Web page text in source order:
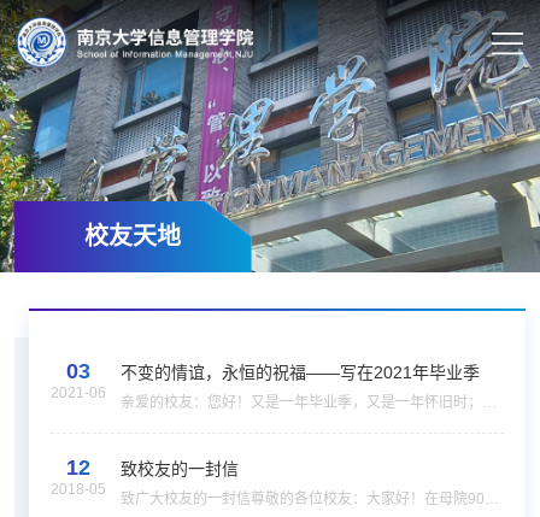
校友天地
03
2021-06
不变的情谊，永恒的祝福——写在2021年毕业季
亲爱的校友：您好！又是一年毕业季，又是一年怀旧时；此
风月同天。无论您在天南地北、世界各地，您在哪...
12
2018-05
致校友的一封信
致广大校友的一封信尊敬的各位校友：大家好！在母院90余